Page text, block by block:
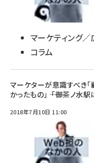
マーケティング／
コラム
マーケターが意識すべき
かったもの」 ―― 「御茶ノ水駅
2018年7月10日 11:00